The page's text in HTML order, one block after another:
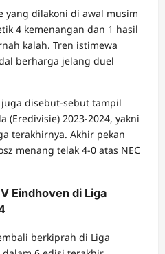
yang dilakoni di awal musim
4 kemenangan dan 1 hasil
kalah. Tren istimewa
berharga jelang duel
juga disebut-sebut tampil
(Eredivisie) 2023-2024, yakni
terakhirnya. Akhir pekan
menang telak 4-0 atas NEC
Eindhoven di Liga
berkiprah di Liga